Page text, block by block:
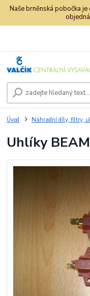
Naše brněnská pobočka
Úvod Náhradní díly, filtry,
Uhlíky